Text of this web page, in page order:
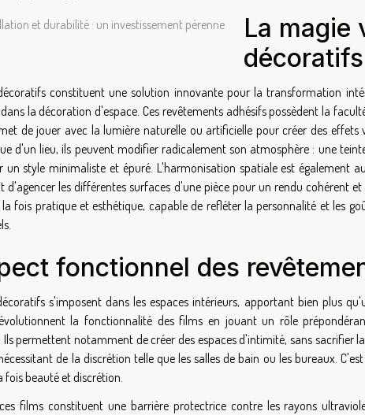
et durabilité : un investissement pérenne
La magie
décoratifs
constituent une solution innovante pour la transformation
la décoration d'espace. Ces revêtements adhésifs possèdent la
de jouer avec la lumière naturelle ou artificielle pour créer des
d'un lieu, ils peuvent modifier radicalement son atmosphère : une
un style minimaliste et épuré. L'harmonisation spatiale est également
d'agencer les différentes surfaces d'une pièce pour un rendu cohérent
fois pratique et esthétique, capable de refléter la personnalité et les
fonctionnel des
s'imposent dans les espaces intérieurs, apportant bien plus
la fonctionnalité des films en jouant un rôle
permettent notamment de créer des espaces d'intimité, sans sacrifier
de la discrétion telle que les salles de bain ou les bureaux.
beauté et discrétion.
films constituent une barrière protectrice contre les rayons